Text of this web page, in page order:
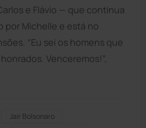
e Flávio — que continua
por Michelle e está no
“Eu sei os homens que
Venceremos!”,
Jair Bolsonaro